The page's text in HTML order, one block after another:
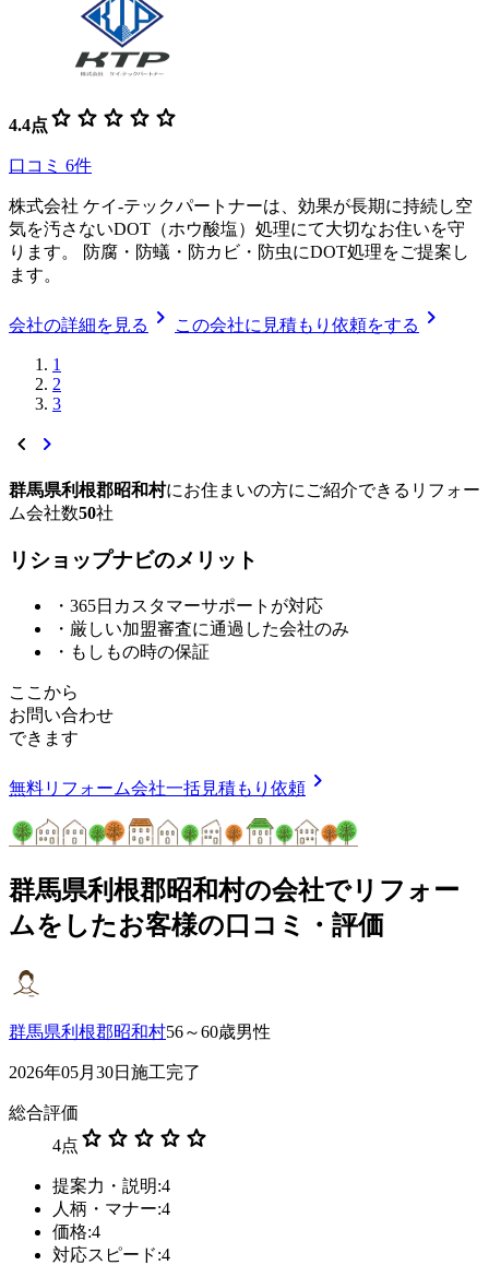
4.4点 star star star star star
口コミ 6件
株式会社 ケイ-テックパートナーは、効果が長期に持続し空
気を汚さないDOT（ホウ酸塩）処理にて大切なお住いを守
ります。 防腐・防蟻・防カビ・防虫にDOT処理をご提案し
ます。
会社の詳細を見る chevron_right この会社に見積もり依頼をする chevron_right
1
2
3
chevron_left chevron_right
群馬県利根郡昭和村にお住まいの方にご紹介できる リフォー
ム会社数50社
リショップナビのメ リ ッ ト
・365日カスタマーサポートが対応
・厳しい加盟審査に通過した会社のみ
・もしもの時の保証
ここから
お問い合わせ
できます
無料リフォーム会社一括見積もり依頼 chevron_right
群馬県利根郡昭和村の会社でリフォー
ムをしたお客様の口コミ・評価
群馬県利根郡昭和村56～60歳男性
2026年05月30日施工完了
総合評価
4点 star star star star star
提案力・説明:4
人柄・マナー:4
価格:4
対応スピード:4